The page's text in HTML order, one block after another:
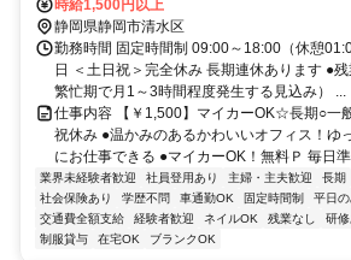
駅 徒歩8分 ＪＲ東海道本線(熱海－米原) 蒲原
も車5分で立地◎新富士駅からは車１5分 車通勤可能 ●敷地内に無料
Ｐあり
時給1,500円以上
静岡県静岡市清水区
勤務時間 固定時間制 09:00～18:00（休憩
日 ＜土日祝＞完全休み 長期連休あります ●
繁忙期で月1～3時間程度発生する見込み） ...
仕事内容 【￥1,500】マイカーOK☆長期○一
祝休み ●温かみのあるかわいいオフィス！ゆ
にお仕事できる ●マイカーOK！無料Ｐ 毎日
業界未経験者歓迎 社員登用あり 主婦・主夫歓迎 長期
社会保険あり
学歴不問 車通勤OK 固定時間制 平日
交通費全額支給
経験者歓迎 ネイルOK 残業なし 研修
制服貸与
在宅OK ブランクOK